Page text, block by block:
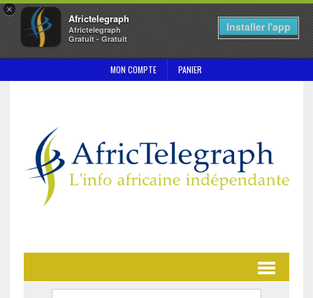
×
Africtelegraph
Africtelegraph
Gratuit - Gratuit
Installer l'app
MON COMPTE PANIER